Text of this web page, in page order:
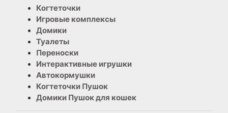
Когтеточки
Игровые комплексы
Домики
Туалеты
Переноски
Интерактивные игрушки
Автокормушки
Когтеточки Пушок
Домики Пушок для кошек